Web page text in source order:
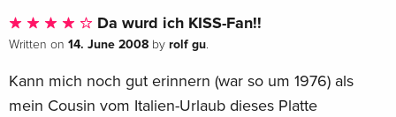
Da wurd ich KISS-Fan!!
Written on 14. June 2008 by rolf gu.
Kann mich noch gut erinnern (war so um 1976) als
mein Cousin vom Italien-Urlaub dieses Platte